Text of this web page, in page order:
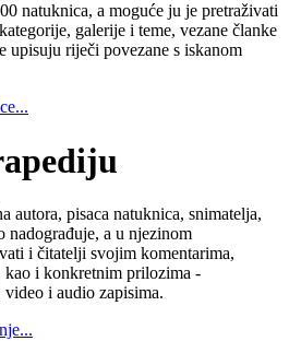
natuknica, a moguće ju je pretraživati
galerije i teme, vezane članke
upisuju riječi povezane s iskanom
autora, pisaca natuknica, snimatelja,
nadograđuje, a u njezinom
i čitatelji svojim komentarima,
i konkretnim prilozima -
i audio zapisima.